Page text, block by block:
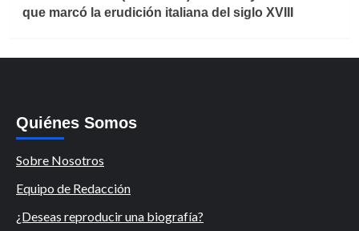
que marcó la erudición italiana del siglo XVIII
Quiénes Somos
Sobre Nosotros
Equipo de Redacción
¿Deseas reproducir una biografía?